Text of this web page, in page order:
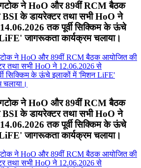
ने HoO और 89वीं RCM बैठक
के डायरेक्टर तथा सभी HoO ने
तक पूर्वी सिक्किम के ऊंचे
जागरूकता कार्यक्रम चलाया।
ने HoO और 89वीं RCM बैठक
के डायरेक्टर तथा सभी HoO ने
तक पूर्वी सिक्किम के ऊंचे
जागरूकता कार्यक्रम चलाया।